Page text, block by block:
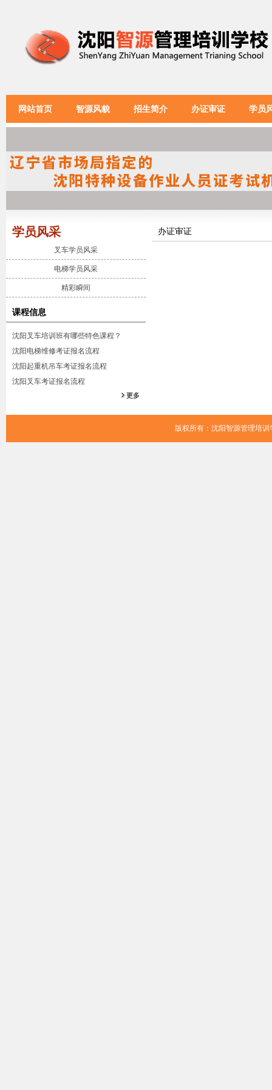
网站首页 智源风貌 招生简介 办证审证 学员
学员风采
叉车学员风采
电梯学员风采
精彩瞬间
课程信息
沈阳叉车培训班有哪些特色课程？
沈阳电梯维修考证报名流程
沈阳起重机吊车考证报名流程
沈阳叉车考证报名流程
更多
办证审证
版权所有：沈阳智源管理培训